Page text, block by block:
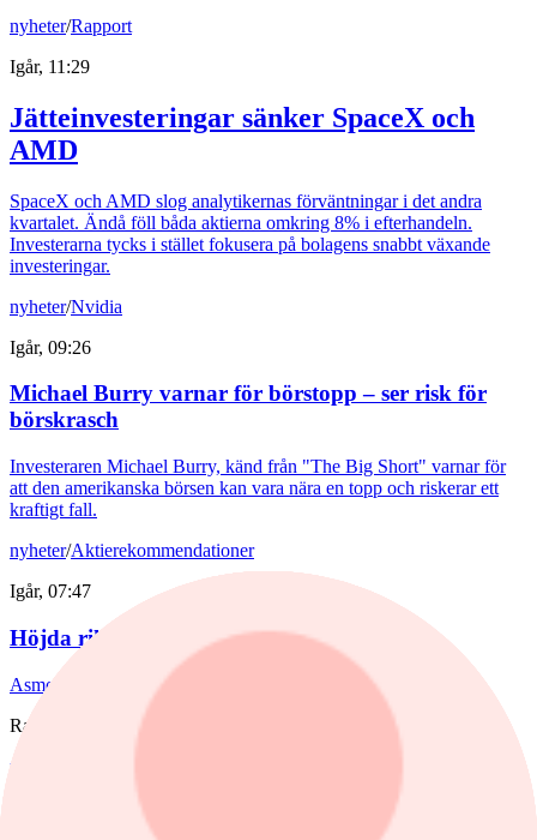
nyheter/Rapport
Igår, 11:29
Jätteinvesteringar sänker SpaceX och
AMD
SpaceX och AMD slog analytikernas förväntningar i det andra
kvartalet. Ändå föll båda aktierna omkring 8% i efterhandeln.
Investerarna tycks i stället fokusera på bolagens snabbt växande
investeringar.
nyheter/Nvidia
Igår, 09:26
Michael Burry varnar för börstopp – ser risk för
börskrasch
Investeraren Michael Burry, känd från "The Big Short" varnar för
att den amerikanska börsen kan vara nära en topp och riskerar ett
kraftigt fall.
nyheter/Aktierekommendationer
Igår, 07:47
Höjda riktkurser för Asmodee
Asmodee får flera höjda riktkurser efter gårdagens rapport.
Rapporter
nyheter